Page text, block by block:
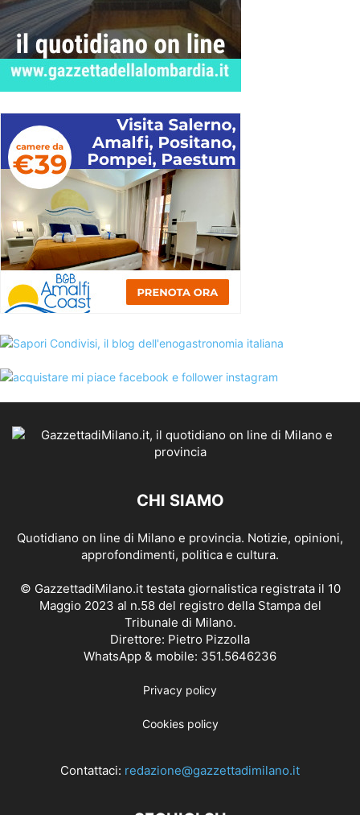
CHI SIAMO
Quotidiano on line di Milano e provincia. Notizie, opinioni,
approfondimenti, politica e cultura.
© GazzettadiMilano.it testata giornalistica registrata il 10
Maggio 2023 al n.58 del registro della Stampa del
Tribunale di Milano.
Direttore: Pietro Pizzolla
WhatsApp & mobile: 351.5646236
Privacy policy
Cookies policy
Contattaci: redazione@gazzettadimilano.it